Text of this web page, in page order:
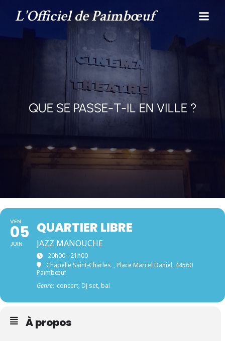
L'Officiel de Paimbœuf
QUE SE PASSE-T-IL EN VILLE ?
VEN
05
JUIN
QUARTIER LIBRE
JAZZ MANOUCHE
20h00 - 21h00
Chapelle Saint-Charles , Place Marcel Daniel, 44560
Paimbœuf
Genre: concert, DJ set, bal
À propos